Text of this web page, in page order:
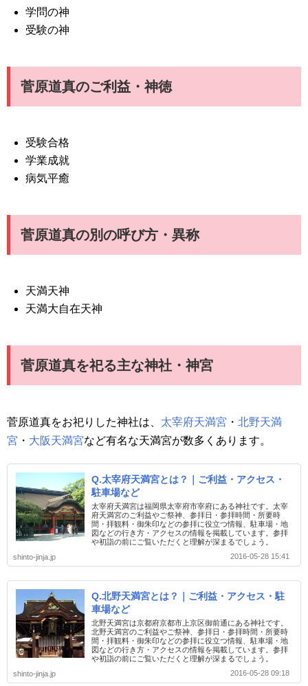
学問の神
受験の神
菅原道真のご利益・神徳
受験合格
学業成就
病気平癒
菅原道真の別の呼び方・異称
天満天神
天満大自在天神
菅原道真を祀る主な神社・神宮
菅原道真をお祀りした神社は、 太宰府天満宮 ・ 北野天満
宮 ・ 大阪天満宮など有名な天満宮が数多くあります。
Q.太宰府天満宮とは？｜ご利益・アクセス・
駐車場など
太宰府天満宮は福岡県太宰府市宰府にある神社です。太宰
府天満宮のご利益やご祭神、参拝日・参拝時間・所要時
間・拝観料・御朱印などの参拝に役立つ情報、駐車場・地
図などの行き方・アクセスの情報を掲載しています。参拝
や初詣の前にご覧いただくと理解が深まるでしょう。
shinto-jinja.jp
2016-05-28 15:41
Q.北野天満宮とは？｜ご利益・アクセス・駐
車場など
北野天満宮は京都府京都市上京区御前通にある神社です。
北野天満宮のご利益やご祭神、参拝日・参拝時間・所要時
間・拝観料・御朱印などの参拝に役立つ情報、駐車場・地
図などの行き方・アクセスの情報を掲載しています。参拝
や初詣の前にご覧いただくと理解が深まるでしょう。
shinto-jinja.jp
2016-05-28 09:18